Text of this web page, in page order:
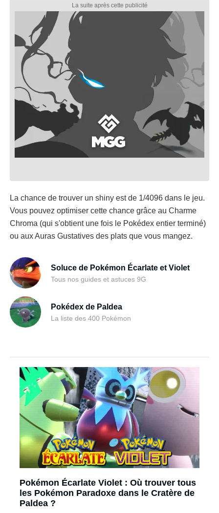
La chance de trouver un shiny est de 1/4096 dans le jeu.
Vous pouvez optimiser cette chance grâce au Charme
Chroma (qui s'obtient une fois le Pokédex entier terminé)
ou aux Auras Gustatives des plats que vous mangez.
Soluce de Pokémon Écarlate et Violet
Tous nos guides et astuces 9G
Pokédex de Paldea
La liste des 400 Pokémon
Pokémon Écarlate Violet : Où trouver tous
les Pokémon Paradoxe dans le Cratère de
Paldea ?